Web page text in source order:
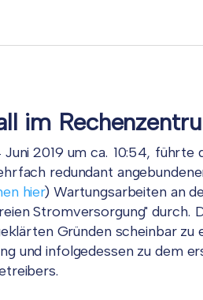
im
Juni 2019 um ca. 10:54,
redundant
hier) Wartungsarbeiten an
Stromversorgung" durch.
Gründen scheinbar zu
und infolgedessen zu dem